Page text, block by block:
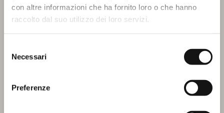
con altre informazioni che ha fornito loro o che hanno
raccolto dal suo utilizzo dei loro servizi.
delNecessari
Preferenze
LIGHT B2 LIGHT B2+F4